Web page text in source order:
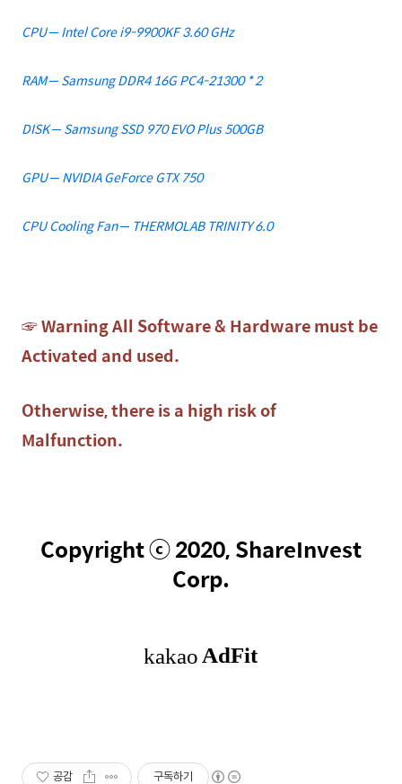
CPU ─ Intel Core i9-9900KF 3.60 GHz
RAM ─ Samsung DDR4 16G PC4-21300 * 2
DISK ─ Samsung SSD 970 EVO Plus 500GB
GPU ─ NVIDIA GeForce GTX 750
CPU Cooling Fan ─ THERMOLAB TRINITY 6.0
☞ Warning All Software & Hardware must be
Activated and used.
Otherwise, there is a high risk of
Malfunction.
Copyright ⓒ 2020, ShareInvest
Corp.
공감 구독하기